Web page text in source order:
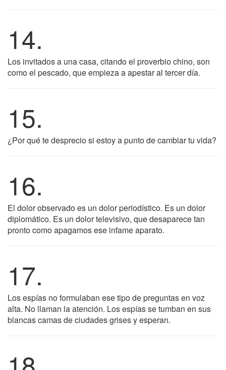
14.
Los invitados a una casa, citando el proverbio chino, son
como el pescado, que empieza a apestar al tercer día.
15.
¿Por qué te desprecio si estoy a punto de cambiar tu vida?
16.
El dolor observado es un dolor periodístico. Es un dolor
diplomático. Es un dolor televisivo, que desaparece tan
pronto como apagamos ese infame aparato.
17.
Los espías no formulaban ese tipo de preguntas en voz
alta. No llaman la atención. Los espías se tumban en sus
blancas camas de ciudades grises y esperan.